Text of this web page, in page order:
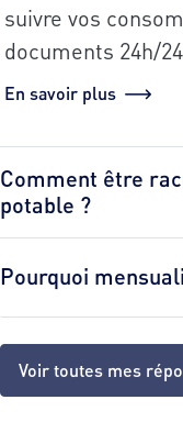
suivre vos
documents 24h/
En savoir plus
Comment être
potable ?
Pourquoi
Voir toutes mes